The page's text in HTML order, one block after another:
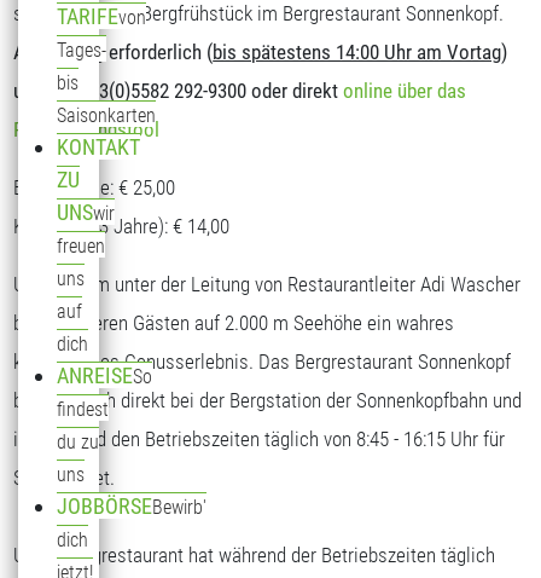
TARIFEvon
Tages-
bis
Saisonkarten
KONTAKT
ZU
UNSwir
freuen
uns
auf
dich
ANREISESo
findest
du zu
uns
JOBBÖRSEBewirb'
dich
jetzt!
schmackhaften Bergfrühstück im Bergrestaurant Sonnenkopf.
Anmeldung erforderlich (bis spätestens 14:00 Uhr am Vortag)
unter T: +43(0)5582 292-9300 oder direktonline über das
Reservierungstool
Erwachsene: € 25,00
Kinder (5-13 Jahre): € 14,00
Unser Team unter der Leitung von Restaurantleiter Adi Wascher
bietet unseren Gästen auf 2.000 m Seehöhe ein wahres
kulinarisches Genusserlebnis. Das Bergrestaurant Sonnenkopf
befindet sich direkt bei der Bergstation der Sonnenkopfbahn und
ist während den Betriebszeiten täglich von 8:45 - 16:15 Uhr für
Sie geöffnet.
Unser Bergrestaurant hat während der Betriebszeiten täglich